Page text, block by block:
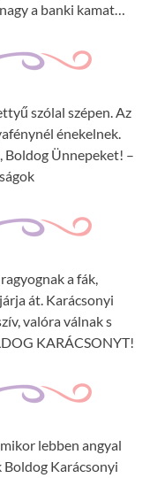
a banki kamat…
szólal szépen. Az
énekelnek.
Boldog Ünnepeket! –
a fák,
át. Karácsonyi
valóra válnak s
KARÁCSONYT!
lebben angyal
Boldog Karácsonyi